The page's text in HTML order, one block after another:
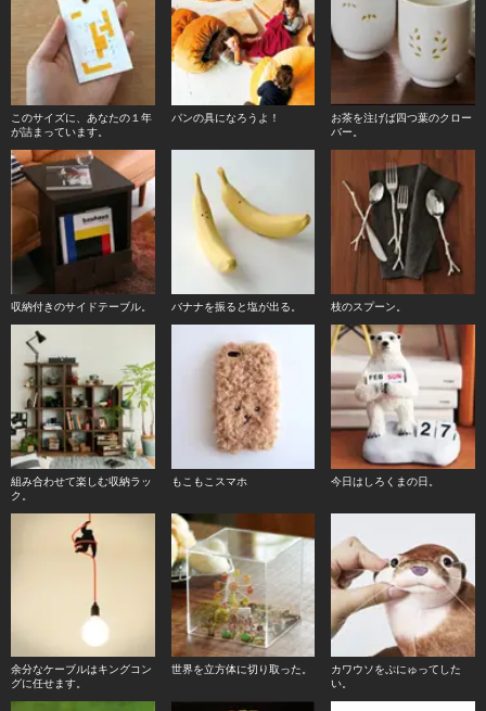
このサイズに、あなたの１年
が詰まっています。
パンの具になろうよ！
お茶を注げば四つ葉のクロー
バー。
収納付きのサイドテーブル。 バナナを振ると塩が出る。 枝のスプーン。
組み合わせて楽しむ収納ラッ
ク。
もこもこスマホ 今日はしろくまの日。
余分なケーブルはキングコン
グに任せます。
世界を立方体に切り取った。
カワウソをぷにゅってした
い。